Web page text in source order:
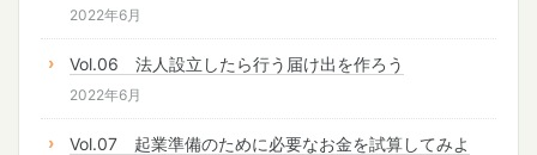
2022年6月
Vol.06 法人設立したら行う届け出を作ろう
2022年6月
Vol.07 起業準備のために必要なお金を試算してみよ